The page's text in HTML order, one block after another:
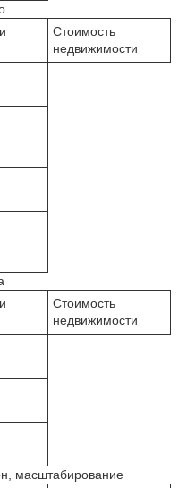
Стоимость
недвижимости
Стоимость
недвижимости
масштабирование